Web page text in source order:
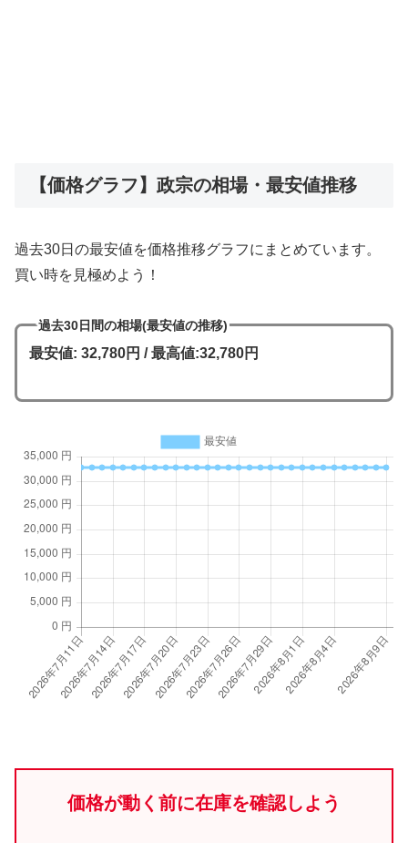
【価格グラフ】政宗の相場・最安値推移
過去30日の最安値を価格推移グラフにまとめています。
買い時を見極めよう！
過去30日間の相場(最安値の推移)
最安値: 32,780円 / 最高値:32,780円
価格が動く前に在庫を確認しよう